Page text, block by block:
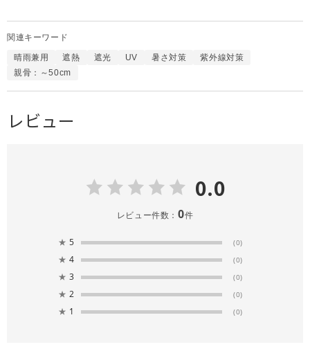
関連キーワード
晴雨兼用 遮熱 遮光 UV 暑さ対策
紫外線対策
親骨：～50cm
レビュー
0.0
レビュー件数： 0件
★ 5 (0)
★ 4 (0)
★ 3 (0)
★ 2 (0)
★ 1 (0)